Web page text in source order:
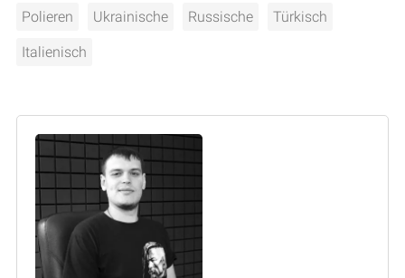
Polieren Ukrainische Russische Türkisch
Italienisch